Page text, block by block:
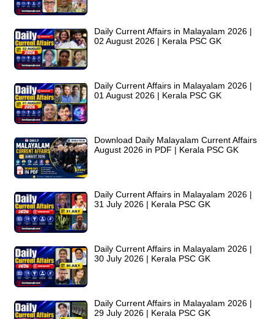
Daily Current Affairs in Malayalam 2026 |
02 August 2026 | Kerala PSC GK
Daily Current Affairs in Malayalam 2026 |
01 August 2026 | Kerala PSC GK
Download Daily Malayalam Current Affairs
August 2026 in PDF | Kerala PSC GK
Daily Current Affairs in Malayalam 2026 |
31 July 2026 | Kerala PSC GK
Daily Current Affairs in Malayalam 2026 |
30 July 2026 | Kerala PSC GK
Daily Current Affairs in Malayalam 2026 |
29 July 2026 | Kerala PSC GK